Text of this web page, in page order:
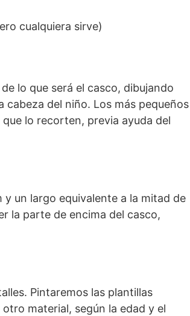
cualquiera sirve)
lo que será el casco, dibujando
del niño. Los más pequeños
lo recorten, previa ayuda del
un largo equivalente a la mitad de
la parte de encima del casco,
Pintaremos las plantillas
material, según la edad y el